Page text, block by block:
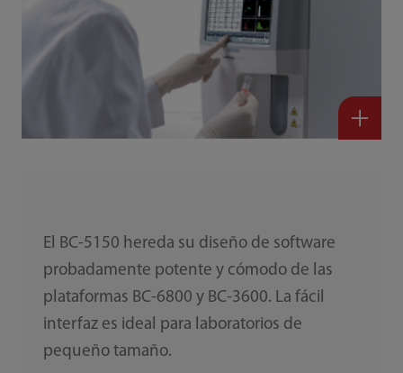
El BC-5150 hereda su diseño de software
probadamente potente y cómodo de las
plataformas BC-6800 y BC-3600. La fácil
interfaz es ideal para laboratorios de
pequeño tamaño.